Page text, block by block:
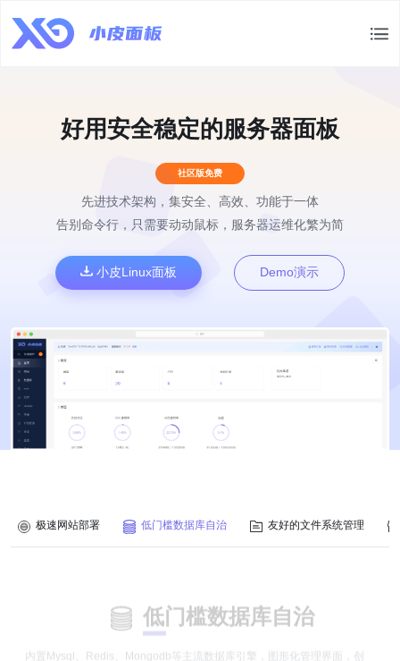
好用安全稳定的服务器面板
社区版免费
先进技术架构，集安全、高效、功能于一体
告别命令行，只需要动动鼠标，服务器运维化繁为简
小皮Linux面板 Demo演示
极速网站部署 低门槛数据库自治 友好的文件系统管理
低门槛数据库自治